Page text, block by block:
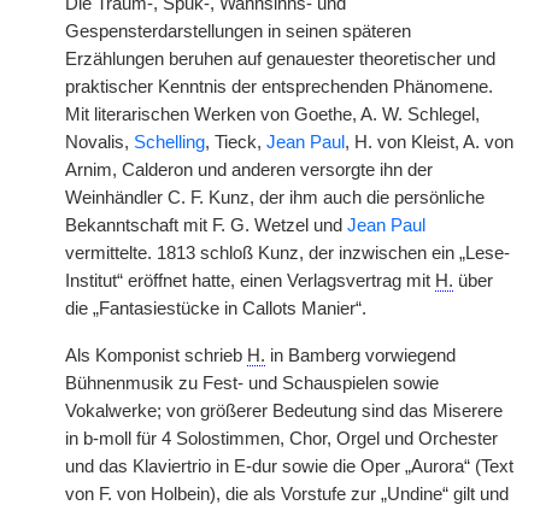
Gespensterdarstellungen in seinen späteren
Erzählungen beruhen auf genauester theoretischer und
praktischer Kenntnis der entsprechenden Phänomene.
Mit literarischen Werken von Goethe, A. W. Schlegel,
Novalis, Schelling, Tieck, Jean Paul , H. von Kleist, A. von
Arnim, Calderon und anderen versorgte ihn der
Weinhändler C. F. Kunz, der ihm auch die persönliche
Bekanntschaft mit F. G. Wetzel und Jean Paul
vermittelte. 1813 schloß Kunz, der inzwischen ein „Lese-
Institut“ eröffnet hatte, einen Verlagsvertrag mit H. über
die „Fantasiestücke in Callots Manier“.
Als Komponist schrieb H. in Bamberg vorwiegend
Bühnenmusik zu Fest- und Schauspielen sowie
Vokalwerke; von größerer Bedeutung sind das Miserere
in b-moll für 4 Solostimmen, Chor, Orgel und Orchester
und das Klaviertrio in E-dur sowie die Oper „Aurora“ (Text
von F. von Holbein), die als Vorstufe zur „Undine“ gilt und